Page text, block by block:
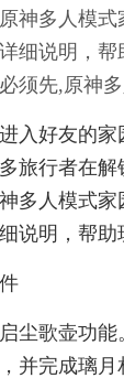
神多人模
细说明，
须先,原神
入好友的
旅行者在
多人模式
说明，帮助
尘歌壶功
并完成璃